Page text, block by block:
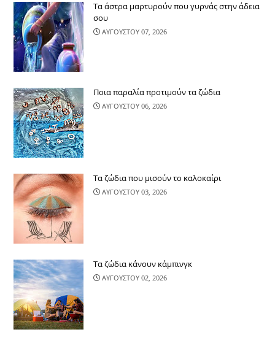
Τα άστρα μαρτυρούν που γυρνάς στην άδεια
σου
ΑΥΓΟΥΣΤΟΥ 07, 2026
Ποια παραλία προτιμούν τα ζώδια
ΑΥΓΟΥΣΤΟΥ 06, 2026
Τα ζώδια που μισούν το καλοκαίρι
ΑΥΓΟΥΣΤΟΥ 03, 2026
Τα ζώδια κάνουν κάμπινγκ
ΑΥΓΟΥΣΤΟΥ 02, 2026